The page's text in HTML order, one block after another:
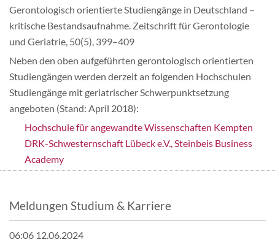
Gerontologisch orientierte Studiengänge in Deutschland –
kritische Bestandsaufnahme. Zeitschrift für Gerontologie
und Geriatrie, 50(5), 399–409
Neben den oben aufgeführten gerontologisch orientierten
Studiengängen werden derzeit an folgenden Hochschulen
Studiengänge mit geriatrischer Schwerpunktsetzung
angeboten (Stand: April 2018):
Hochschule für angewandte Wissenschaften Kempten
DRK-Schwesternschaft Lübeck e.V., Steinbeis Business
Academy
Meldungen Studium & Karriere
06:06 12.06.2024